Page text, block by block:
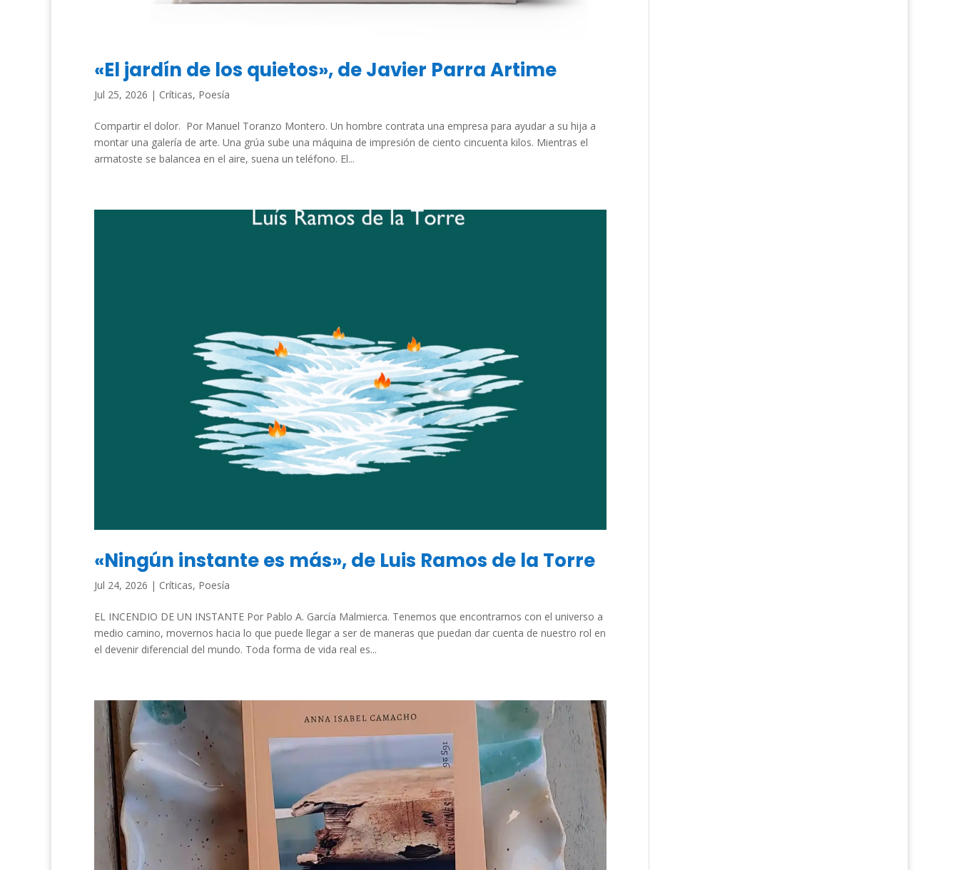
«El jardín de los quietos», de Javier Parra Artime
Jul 25, 2026 | Críticas, Poesía
Compartir el dolor. Por Manuel Toranzo Montero. Un hombre contrata una empresa para ayudar a su hija a
montar una galería de arte. Una grúa sube una máquina de impresión de ciento cincuenta kilos. Mientras el
armatoste se balancea en el aire, suena un teléfono. El...
«Ningún instante es más», de Luis Ramos de la Torre
Jul 24, 2026 | Críticas, Poesía
EL INCENDIO DE UN INSTANTE Por Pablo A. García Malmierca. Tenemos que encontrarnos con el universo a
medio camino, movernos hacia lo que puede llegar a ser de maneras que puedan dar cuenta de nuestro rol en
el devenir diferencial del mundo. Toda forma de vida real es...